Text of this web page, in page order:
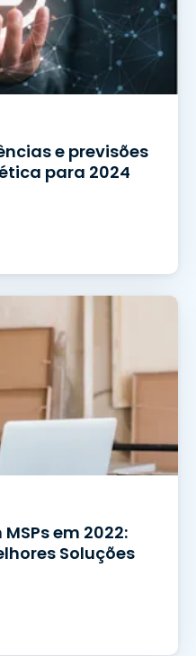
e previsões
para 2024
em 2022:
Soluções